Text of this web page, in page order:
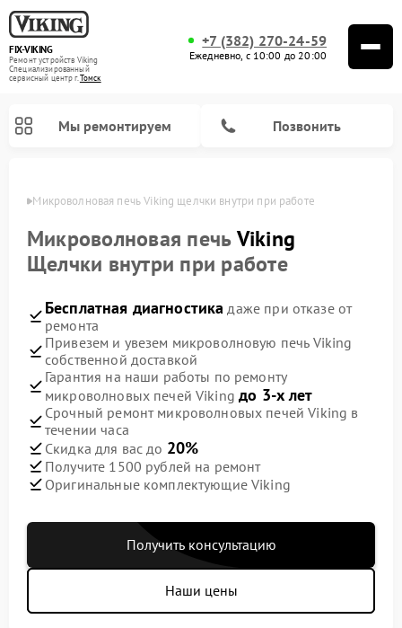
FIX-VIKING
Ремонт устройств Viking
Специализированный
cервисный центр г.Томск
+7 (382) 270-24-59
Ежедневно, с 10:00 до 20:00
Мы ремонтируем Позвонить
Микроволновая печь Viking щелчки внутри при работе
Микроволновая печьViking
Щелчки внутри при работе
Бесплатная диагностика даже при отказе от
ремонта
Привезем и увезем микроволновую печь Viking
собственной доставкой
Гарантия на наши работы по ремонту
микроволновых печей Vikingдо 3-х лет
Срочный ремонт микроволновых печей Viking в
течении часа
Скидка для вас до 20%
Получите 1500 рублей на ремонт
Оригинальные комплектующие Viking
Получить консультацию
Наши цены